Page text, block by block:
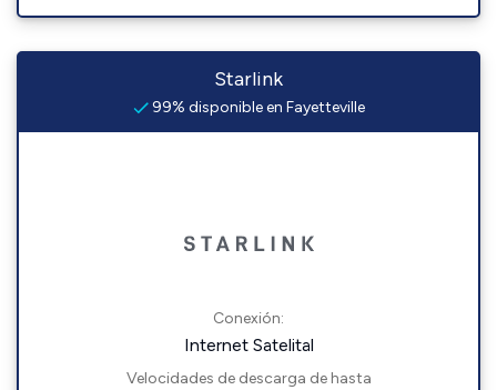
Starlink
99% disponible en Fayetteville
Conexión:
Internet Satelital
Velocidades de descarga de hasta